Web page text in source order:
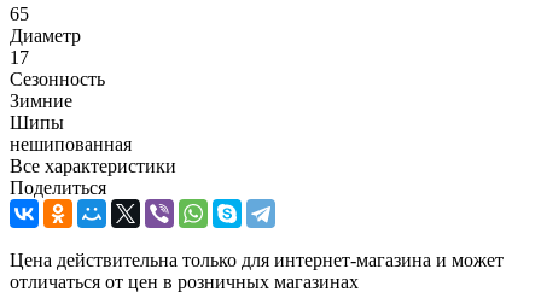
65
Диаметр
17
Сезонность
Зимние
Шипы
нешипованная
Все характеристики
Поделиться
Цена действительна только для интернет-магазина и может
отличаться от цен в розничных магазинах